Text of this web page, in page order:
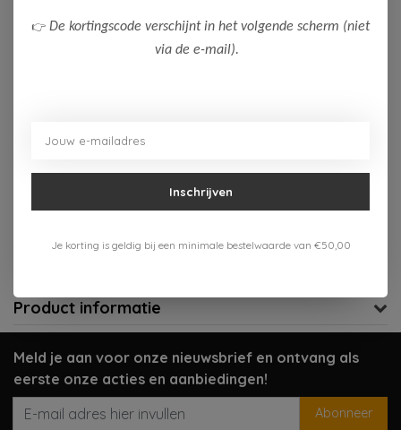
Aan verlanglijst toevoegen
Gratis verzenden vanaf 75,-
Verzenden 1-3 werkdagen
Product informatie
Meld je aan voor onze nieuwsbrief en ontvang als
eerste onze acties en aanbiedingen!
Abonneer
👉 De kortingscode verschijnt in het volgende scherm (niet
via de e-mail).
Inschrijven
Je korting is geldig bij een minimale bestelwaarde van €50,00